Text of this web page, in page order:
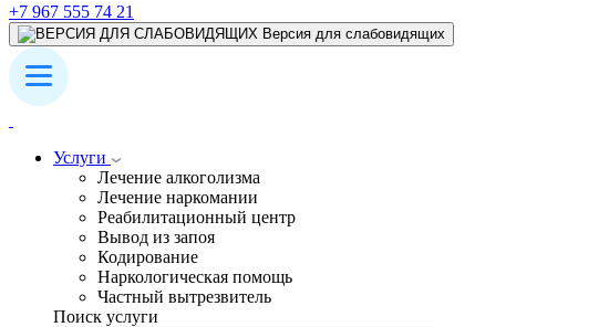
+7 967 555 74 21
Версия для слабовидящих
Услуги
Лечение алкоголизма
Лечение наркомании
Реабилитационный центр
Вывод из запоя
Кодирование
Наркологическая помощь
Частный вытрезвитель
Поиск услуги